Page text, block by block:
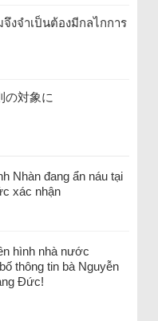
งจำเป็นต้องมีกลไกการ
の対象に
Nhàn đang ẩn náu tại
xác nhận
hình nhà nước
thông tin bà Nguyễn
Đức!